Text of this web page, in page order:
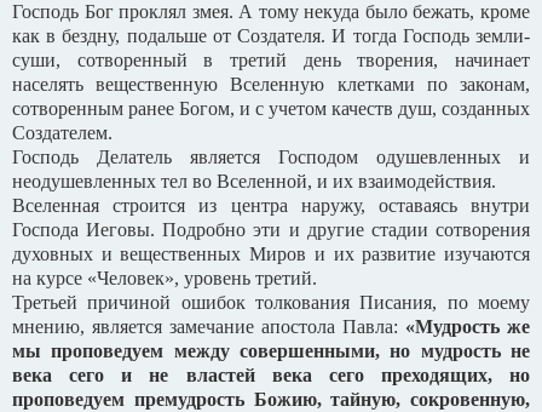
Господь Бог проклял змея. А тому некуда было бежать, кроме
как в бездну, подальше от Создателя. И тогда Господь земли-
суши, сотворенный в третий день творения, начинает
населять вещественную Вселенную клетками по законам,
сотворенным ранее Богом, и с учетом качеств душ, созданных
Создателем.
Господь Делатель является Господом одушевленных и
неодушевленных тел во Вселенной, и их взаимодействия.
Вселенная строится из центра наружу, оставаясь внутри
Господа Иеговы. Подробно эти и другие стадии сотворения
духовных и вещественных Миров и их развитие изучаются
на курсе «Человек», уровень третий.
Третьей причиной ошибок толкования Писания, по моему
мнению, является замечание апостола Павла: «Мудрость же
мы проповедуем между совершенными, но мудрость не
века сего и не властей века сего преходящих, но
проповедуем премудрость Божию, тайную, сокровенную,